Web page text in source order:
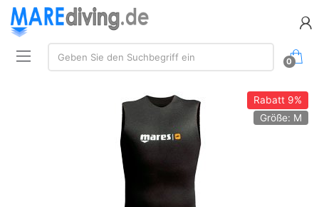
Suche:
Geben Sie den Suchbegriff ein
0
Rabatt9%
Größe: M